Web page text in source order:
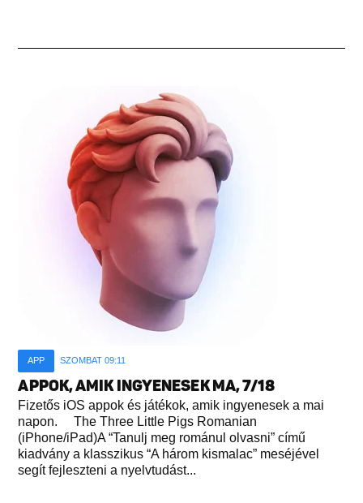
APP SZOMBAT 09:11
APPOK, AMIK INGYENESEK MA, 7/18
Fizetős iOS appok és játékok, amik ingyenesek a mai
napon. The Three Little Pigs Romanian
(iPhone/iPad)A “Tanulj meg románul olvasni” című
kiadvány a klasszikus “A három kismalac” meséjével
segít fejleszteni a nyelvtudást...